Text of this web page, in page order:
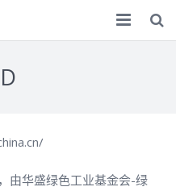
由华盛绿色工业基金会-绿